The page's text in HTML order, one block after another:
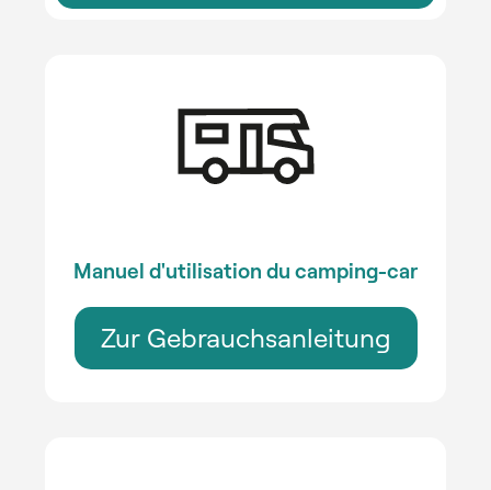
Manuel d'utilisation du camping-car
Zur Gebrauchsanleitung